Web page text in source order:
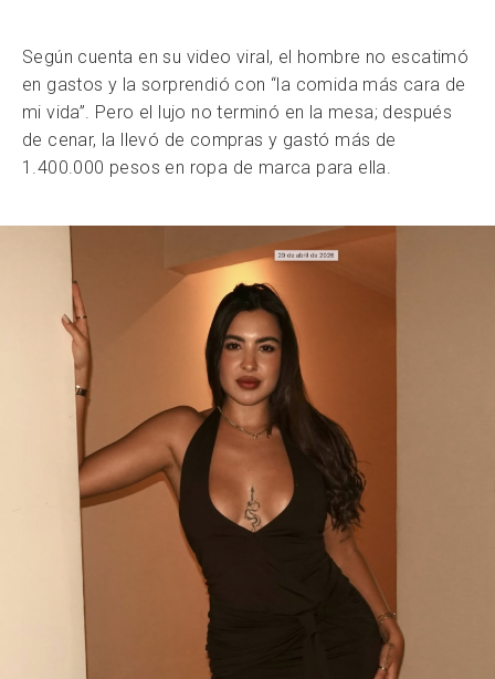
Según cuenta en su video viral, el hombre no escatimó
en gastos y la sorprendió con “la comida más cara de
mi vida”. Pero el lujo no terminó en la mesa; después
de cenar, la llevó de compras y gastó más de
1.400.000 pesos en ropa de marca para ella.